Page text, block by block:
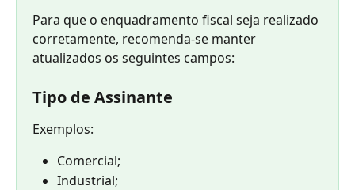
Para que o enquadramento fiscal seja realizado
corretamente, recomenda-se manter
atualizados os seguintes campos:
Tipo de Assinante
Exemplos:
Comercial;
Industrial;